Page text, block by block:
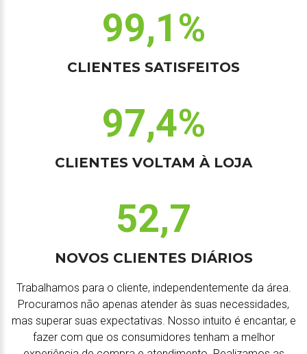
99,1%
CLIENTES SATISFEITOS
97,4%
CLIENTES VOLTAM À LOJA
52,7
NOVOS CLIENTES DIÁRIOS
Trabalhamos para o cliente, independentemente da área.
Procuramos não apenas atender às suas necessidades,
mas superar suas expectativas. Nosso intuito é encantar, e
fazer com que os consumidores tenham a melhor